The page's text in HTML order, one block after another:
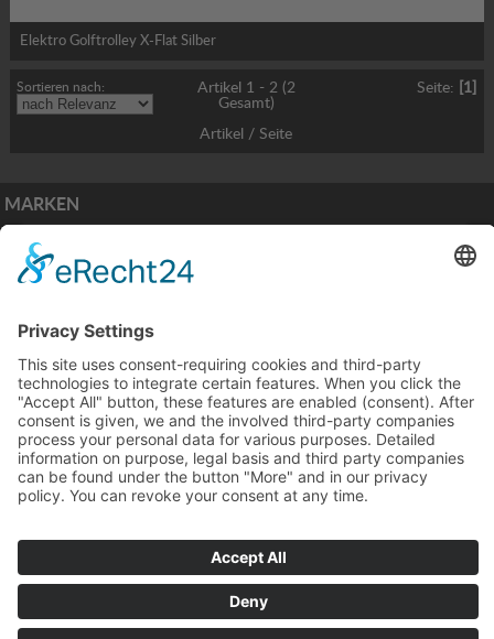
Elektro Golftrolley X-Flat Silber
Sortieren nach:
Artikel 1 - 2 (2
Gesamt)
Artikel / Seite
Seite: [1]
MARKEN
ZAHLUNGSARTEN
Versand|Mein Konto|Impressum|AGB